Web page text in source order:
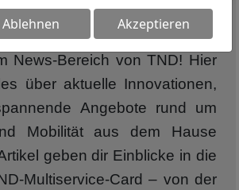
News-Bereich von TND! Hier
über aktuelle Innovationen,
Angebote rund um
Mobilität aus dem Hause
geben dir Einblicke in die
Multiservice-Card – von der
Ablehnen Akzeptieren